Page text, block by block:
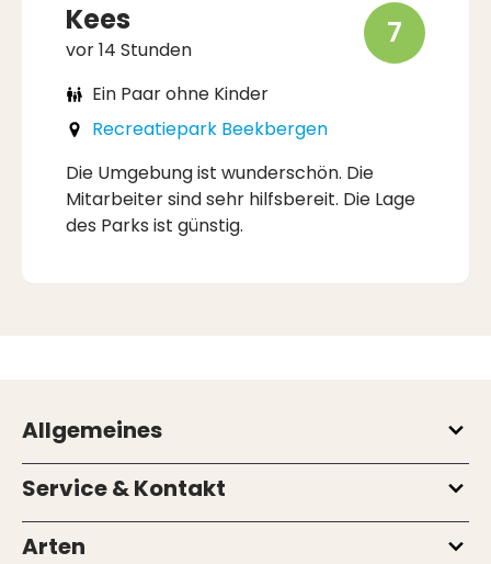
Kees
vor 14 Stunden 7
Ein Paar ohne Kinder
Recreatiepark Beekbergen
Die Umgebung ist wunderschön. Die
Mitarbeiter sind sehr hilfsbereit. Die Lage
des Parks ist günstig.
Allgemeines
Service & Kontakt
Arten